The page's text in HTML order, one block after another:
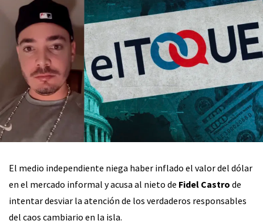
El medio independiente niega haber inflado el valor del dólar
en el mercado informal y acusa al nieto de Fidel Castro de
intentar desviar la atención de los verdaderos responsables
del caos cambiario en la isla.